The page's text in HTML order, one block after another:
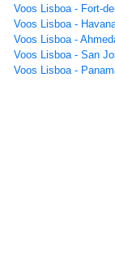
Voos Lisboa - Fort-
Voos Lisboa -
Voos Lisboa -
Voos Lisboa - San
Voos Lisboa -